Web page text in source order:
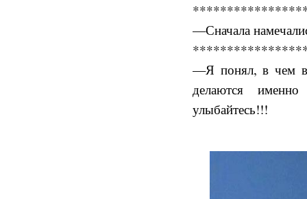
—Сначала
—Я понял, в чем
делаются
улыбайтесь!!!